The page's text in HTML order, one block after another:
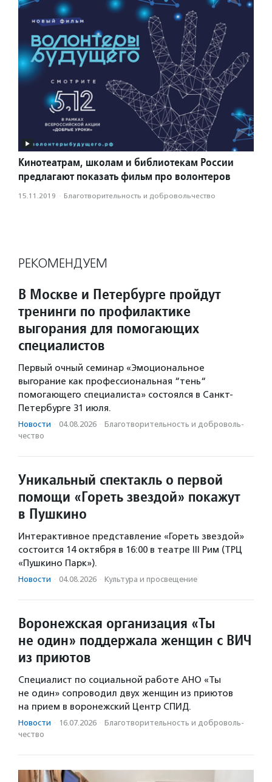
Кинотеатрам, школам и библиотекам России
предлагают показать фильм про волонтеров
15.11.2019 · Благотвори­тель­ность и доброволь­чест­во
РЕКОМЕНДУЕМ
В Москве и Петербурге пройдут
тренинги по профилактике
выгорания для помогающих
специалистов
Первый очный семинар «Эмоциональное
выгорание как профессиональная “тень“
помогающего специалиста» состоялся в Санкт-
Петербурге 31 июля.
Новости · 04.08.2026 · Благотвори­тель­ность и доброволь­
чест­во
Уникальный спектакль о первой
помощи «Гореть звездой» покажут
в Пушкино
Интерактивное представление «Гореть звездой»
состоится 14 октября в 16:00 в театре III Рим (ТРЦ
«Пушкино Парк»).
Новости · 04.08.2026 · Культура и просвещение
Воронежская организация «Ты
не один» поддержала женщин с ВИЧ
из приютов
Специалист по социальной работе АНО «Ты
не один» сопроводил двух женщин из приютов
на прием в воронежский Центр СПИД.
Новости · 16.07.2026 · Благотвори­тель­ность и доброволь­
чест­во